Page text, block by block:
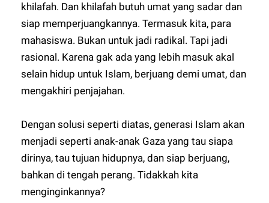
khilafah. Dan khilafah butuh umat yang sadar dan
siap memperjuangkannya. Termasuk kita, para
mahasiswa. Bukan untuk jadi radikal. Tapi jadi
rasional. Karena gak ada yang lebih masuk akal
selain hidup untuk Islam, berjuang demi umat, dan
mengakhiri penjajahan.
Dengan solusi seperti diatas, generasi Islam akan
menjadi seperti anak-anak Gaza yang tau siapa
dirinya, tau tujuan hidupnya, dan siap berjuang,
bahkan di tengah perang. Tidakkah kita
menginginkannya?